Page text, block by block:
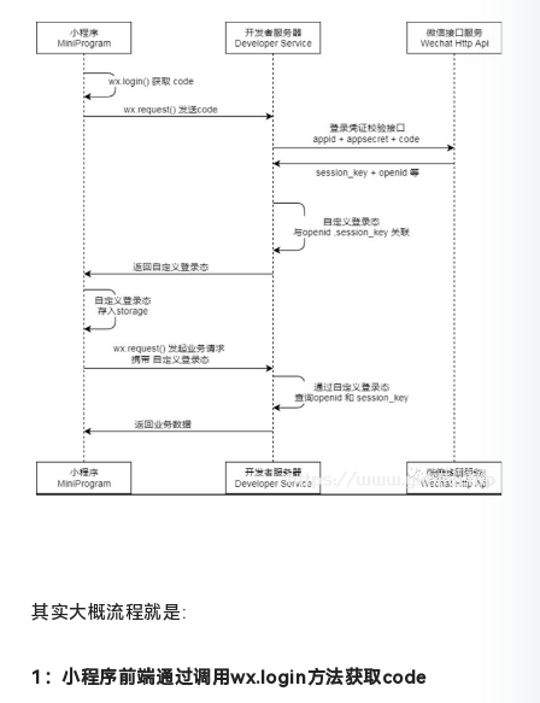
其实大概流程就是:
1：小程序前端通过调用wx.login方法获取code